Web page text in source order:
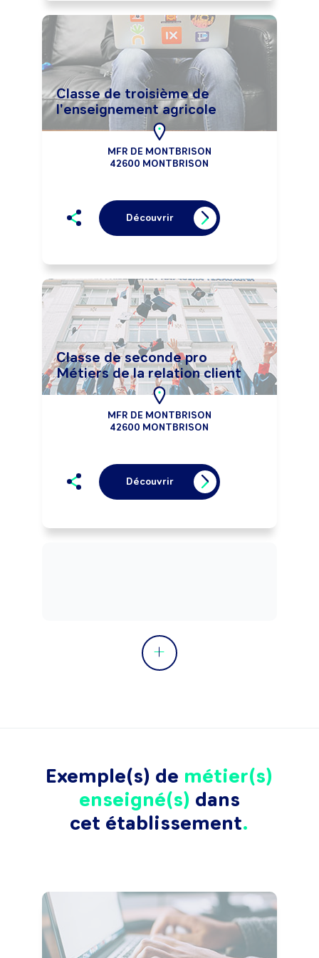
Classe de troisième de
l'enseignement agricole
MFR DE MONTBRISON
42600 MONTBRISON
Découvrir
Classe de seconde pro
Métiers de la relation client
MFR DE MONTBRISON
42600 MONTBRISON
Découvrir
Exemple(s) de métier(s)
enseigné(s) dans
cet établissement